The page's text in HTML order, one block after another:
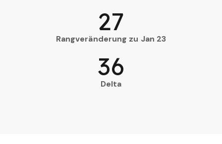
Rangveränderung zu Jan 23
27
Delta
36